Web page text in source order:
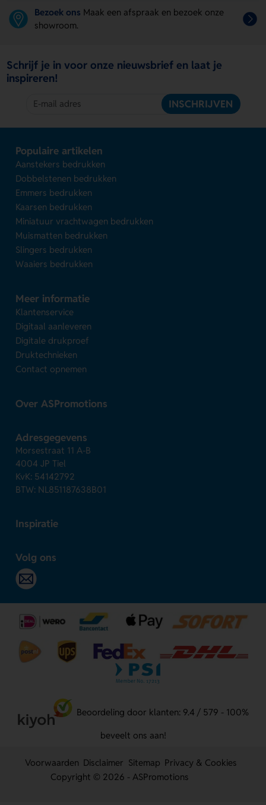
Bezoek ons Maak een afspraak en bezoek onze
showroom.
Schrijf je in voor onze nieuwsbrief en laat je
inspireren!
INSCHRIJVEN
Populaire artikelen
Aanstekers bedrukken
Dobbelstenen bedrukken
Emmers bedrukken
Kaarsen bedrukken
Miniatuur vrachtwagen bedrukken
Muismatten bedrukken
Slingers bedrukken
Waaiers bedrukken
Meer informatie
Klantenservice
Digitaal aanleveren
Digitale drukproef
Druktechnieken
Contact opnemen
Over ASPromotions
Adresgegevens
Morsestraat 11 A-B
4004 JP Tiel
KvK: 54142792
BTW: NL851187638B01
Inspiratie
Volg ons
Beoordeling door klanten: 9.4 / 579 - 100%
beveelt ons aan!
Voorwaarden Disclaimer Sitemap Privacy & Cookies
Copyright © 2026 - ASPromotions